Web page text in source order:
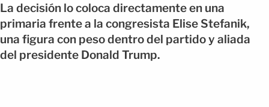
La decisión lo coloca directamente en una
primaria frente a la congresista Elise Stefanik,
una figura con peso dentro del partido y aliada
del presidente Donald Trump.